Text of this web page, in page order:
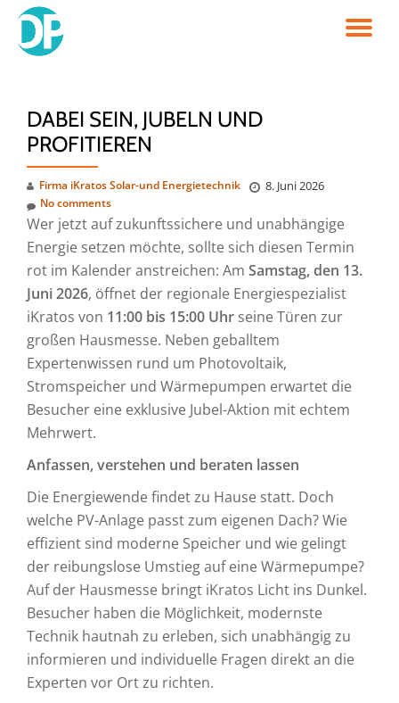
Skip
DABEI SEIN, JUBELN UND
PROFITIEREN
Firma iKratos Solar-und Energietechnik 8. Juni 2026
No comments
Wer jetzt auf zukunftssichere und unabhängige
Energie setzen möchte, sollte sich diesen Termin
rot im Kalender anstreichen: Am Samstag, den 13.
Juni 2026, öffnet der regionale Energiespezialist
iKratos von 11:00 bis 15:00 Uhr seine Türen zur
großen Hausmesse. Neben geballtem
Expertenwissen rund um Photovoltaik,
Stromspeicher und Wärmepumpen erwartet die
Besucher eine exklusive Jubel-Aktion mit echtem
Mehrwert.
Anfassen, verstehen und beraten lassen
Die Energiewende findet zu Hause statt. Doch
welche PV-Anlage passt zum eigenen Dach? Wie
effizient sind moderne Speicher und wie gelingt
der reibungslose Umstieg auf eine Wärmepumpe?
Auf der Hausmesse bringt iKratos Licht ins Dunkel.
Besucher haben die Möglichkeit, modernste
Technik hautnah zu erleben, sich unabhängig zu
informieren und individuelle Fragen direkt an die
Experten vor Ort zu richten.